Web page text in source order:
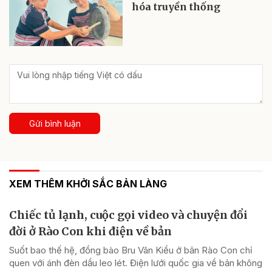
hóa truyền thống
Gửi bình luận
XEM THÊM KHỞI SẮC BẢN LÀNG
Chiếc tủ lạnh, cuộc gọi video và chuyện đổi
đời ở Rào Con khi điện về bản
Suốt bao thế hệ, đồng bào Bru Vân Kiều ở bản Rào Con chỉ
quen với ánh đèn dầu leo lét. Điện lưới quốc gia về bản không